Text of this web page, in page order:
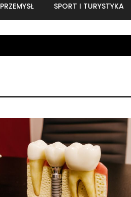
PRZEMYSŁ SPORT I TURYSTYKA